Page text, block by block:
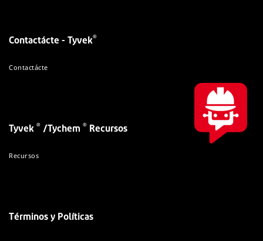
Contactácte - Tyvek®
Contactácte
Tyvek ® /Tychem ® Recursos
Recursos
Términos y Políticas